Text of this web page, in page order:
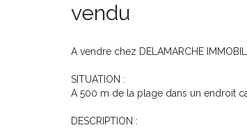
vendu
A vendre chez DELAMARCHE
SITUATION :
A 500 m de la plage dans un endroit
DESCRIPTION :